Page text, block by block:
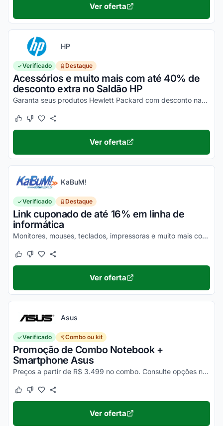
Ver oferta
HP
Verificado Destaque
Acessórios e muito mais com até 40% de
desconto extra no Saldão HP
Garanta seus produtos Hewlett Packard com desconto nas promoções HP. Ative o desconto HP e aproveite!
Este cupom funcionou
Este cupom não funcionou
Ver oferta
KaBuM!
Verificado Destaque
Link cuponado de até 16% em linha de
informática
Monitores, mouses, teclados, impressoras e muito mais com até 16% de desconto KaBuM em categoria informática. Confira as condições no site e desfrute!
Este cupom funcionou
Este cupom não funcionou
Ver oferta
Asus
Verificado Combo ou kit
Promoção de Combo Notebook +
Smartphone Asus
Preços a partir de R$ 3.499 no combo. Consulte opções no site e aproveite!
Este cupom funcionou
Este cupom não funcionou
Ver oferta